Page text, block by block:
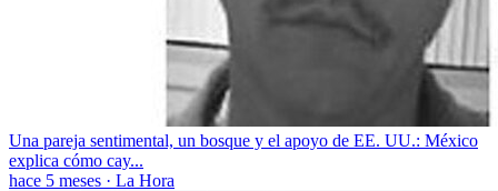
Una pareja sentimental, un bosque y el apoyo de EE. UU.: México
explica cómo cay...
hace 5 meses · La Hora